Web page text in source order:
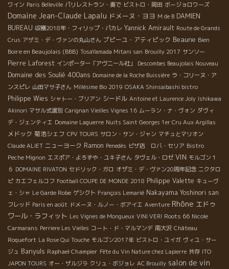
ワイン Paris Belleville パリレストラン・奏で ビストロ・岡田 ボージョロワーズ
Domaine Jean-Claude Lapalu ドメーヌ・ヨヨ M de B DAMIEN
BUREAU 収穫2018年・フィリップ・パカレ Yannick Amirault Route de Grands
Crus アザミ・デ・ヴァンの丸山さん プピーユ・アティピック Beaune Bien
Boire en Beaujolais (BBB) TosaYamada Mitani san Brouilly 2017 サンソー
Pierre Laforest インポーター「アヴニール社」 Descombes Beaujolais Nouveau
Domaine des Soulié 400ans Domaine de la Roche Buissière ラ・コリーヌ・ア
ンスピレ 山田マサ子さん Millésime Bio 2019 OSAKA Shinsaibashi bistro
Philippe Wies シャトー・ブリアン シードル Antoine et Laurence Joly Ishikawa
Akinori マサル式選別 Carignan Vieilles Vignes 16 ムーラン・ナ・ヴォン ダヴィ
デ・ジェンティエ Domaine Laguerre Nuits Saint Georges 1er Cru Aux Argillas
メドック 菊池シェフ CPV TOURS サロン・サン・ジャン マチュとマリオン
Claude ALIET ニューヨーク Ramon Penedès ピザ店 ロバ・セリア Bistro
Peche Mignon エスポア・よろずや・ユキ子さん タヴェル・ロゼ VIN モルゴン１
６ DOMAINE RIVATON セドリック・ガロ オザミ・デ・ヴァン20周年記念 ニクタロ
ピ カエフェルコフ Football COUPE DE MONDE 2018 Philippe Valette キューヴ
ェ・シャ Le Garde Robe ゲシクト François Lemarié Nakayama Yoshinori san
フレッド Paris en août ドメーヌ・ルノー・ボアイエ Aventure Rhône エドゥ
ワール・ラフィット Les Vignes de Mongueux VINI VERI Roots 66 Nicole
Carmarans Perriere Les Vielles コート・ド・マルマンデ 南大沢 Château
Roquefort La Rose Qui Touche モルゴン2017年 ビストロ・ユイガ ヴィユ・サー
ジュ Banyuls Raphael Champier Fête du Vin Nature chez Lapierre 共存 ITO
JAPON TOURS オー・ザルジラ クリュ・ボジョレ AC Brouilly salon de vin